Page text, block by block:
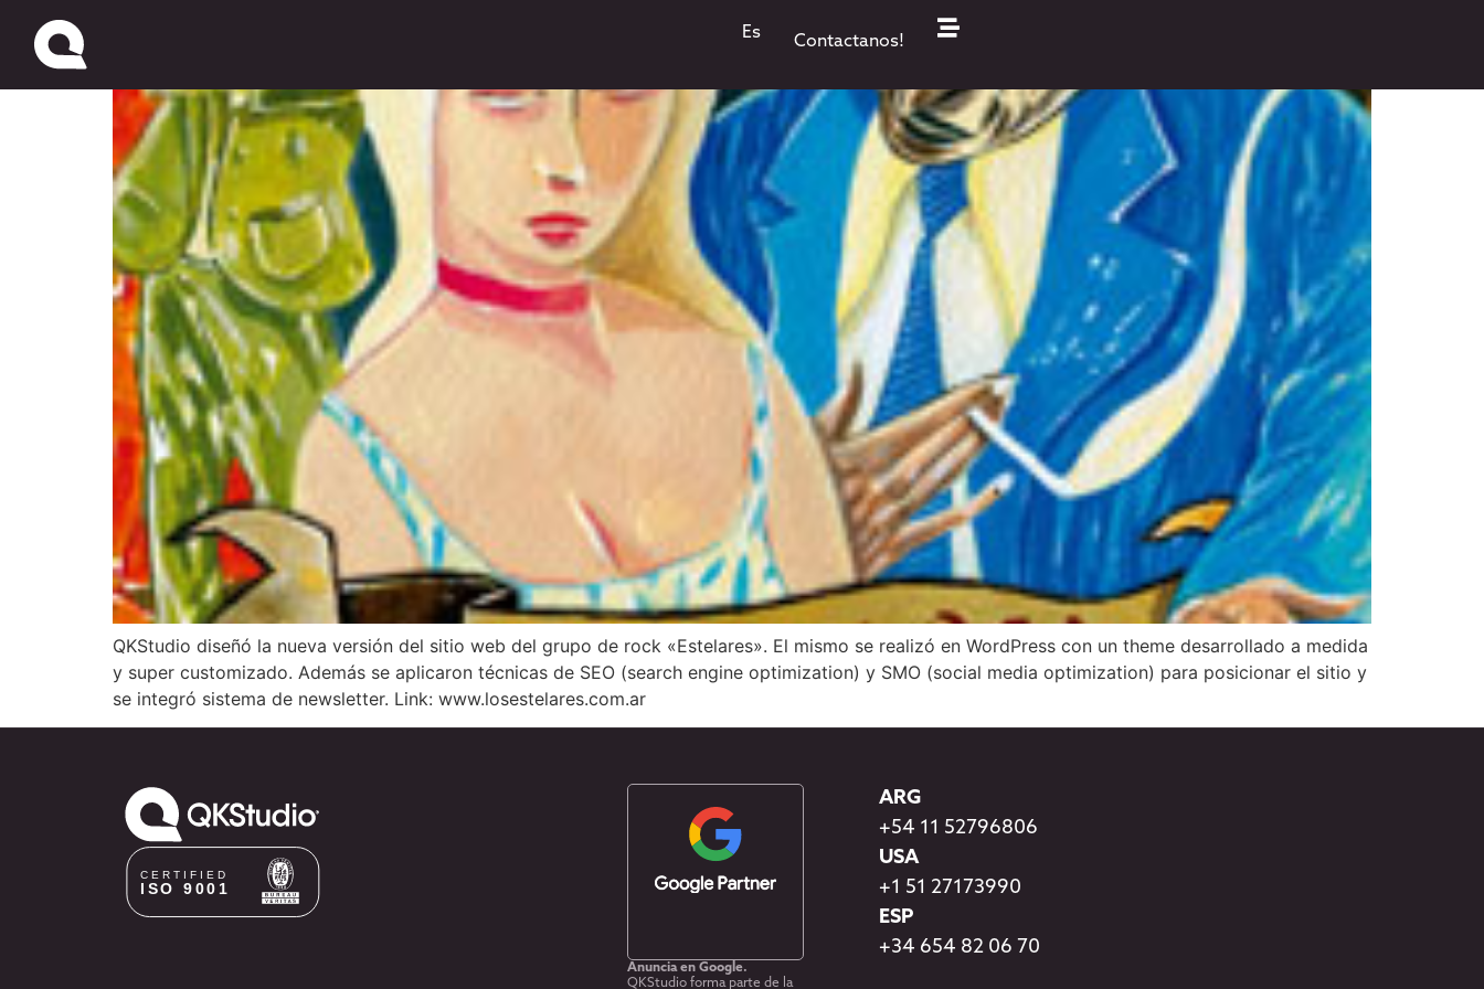
Es Contactanos!
QKStudio diseñó la nueva versión del sitio web del grupo de rock «Estelares». El mismo se realizó en WordPress con un theme desarrollado a medida
y super customizado. Además se aplicaron técnicas de SEO (search engine optimization) y SMO (social media optimization) para posicionar el sitio y
se integró sistema de newsletter. Link: www.losestelares.com.ar
Anuncia en Google.
QKStudio forma parte de la
ARG
+54 11 52796806
USA
+1 51 27173990
ESP
+34 654 82 06 70